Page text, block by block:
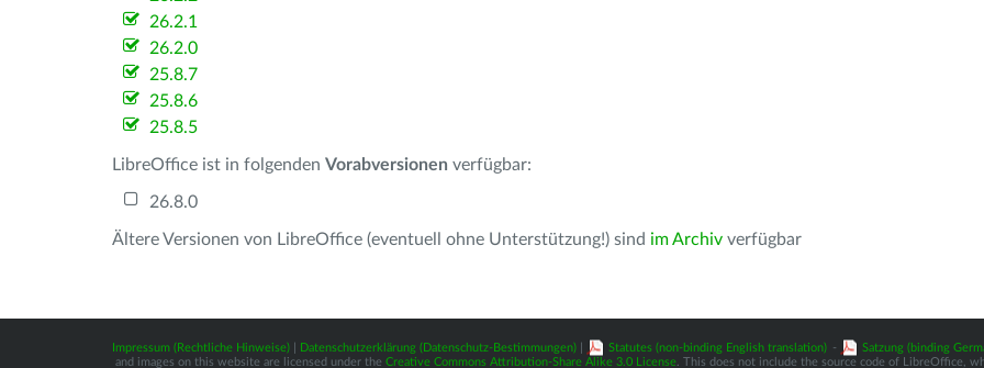
26.2.1
26.2.0
25.8.7
25.8.6
25.8.5
LibreOffice ist in folgenden Vorabversionen verfügbar:
26.8.0
Ältere Versionen von LibreOffice (eventuell ohne Unterstützung!) sind im Archiv verfügbar
Impressum (Rechtliche Hinweise) Datenschutzerklärung (Datenschutz-Bestimmungen) Statutes (non-binding English translation) - Satzung (binding
and images on this website are licensed under the Creative Commons Attribution-Share Alike 3.0 License. This does not include the source code of LibreOffice,